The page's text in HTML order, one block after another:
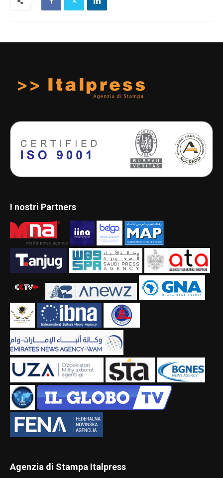
I nostri Partners
Agenzia di Stampa Italpress